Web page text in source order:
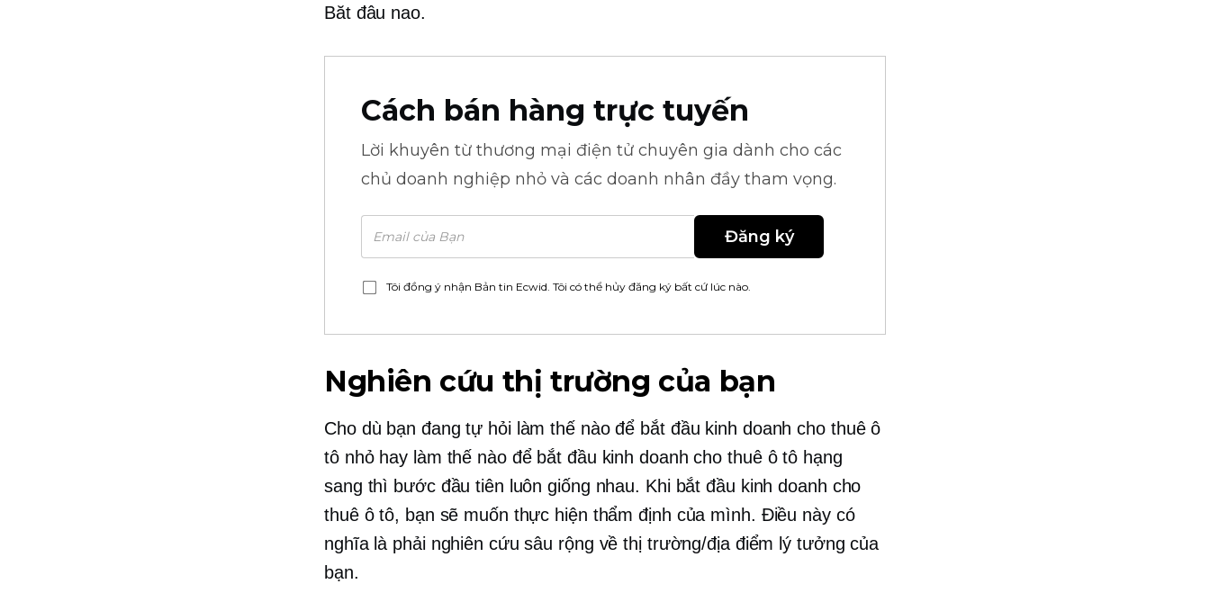
Băt đâu nao.
Cách bán hàng trực tuyến
Lời khuyên từ thương mại điện tử chuyên gia dành cho các
chủ doanh nghiệp nhỏ và các doanh nhân đầy tham vọng.
Đăng ký
Tôi đồng ý nhận Bản tin Ecwid. Tôi có thể hủy đăng ký bất cứ lúc nào.
Nghiên cứu thị trường của bạn
Cho dù bạn đang tự hỏi làm thế nào để bắt đầu kinh doanh cho thuê ô
tô nhỏ hay làm thế nào để bắt đầu kinh doanh cho thuê ô tô hạng
sang thì bước đầu tiên luôn giống nhau. Khi bắt đầu kinh doanh cho
thuê ô tô, bạn sẽ muốn thực hiện thẩm định của mình. Điều này có
nghĩa là phải nghiên cứu sâu rộng về thị trường/địa điểm lý tưởng của
bạn.